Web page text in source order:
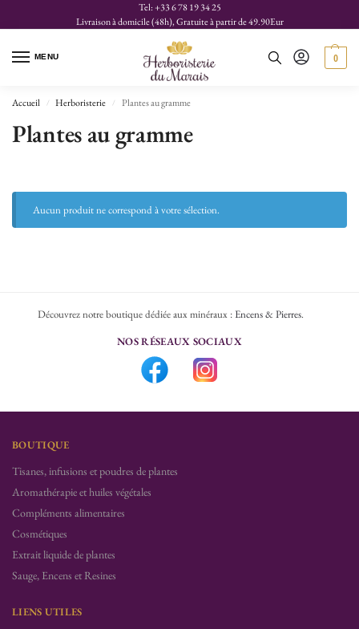
Tel: +33 6 78 19 34 25
Livraison à domicile (48h), Gratuite à partir de 49.90Eur
MENU 0
Accueil / Herboristerie / Plantes au gramme
Plantes au gramme
Aucun produit ne correspond à votre sélection.
Découvrez notre boutique dédiée aux minéraux :Encens & Pierres.
NOS RÉSEAUX SOCIAUX
BOUTIQUE
Tisanes, infusions et poudres de plantes
Aromathérapie et huiles végétales
Compléments alimentaires
Cosmétiques
Extrait liquide de plantes
Sauge, Encens et Resines
LIENS UTILES